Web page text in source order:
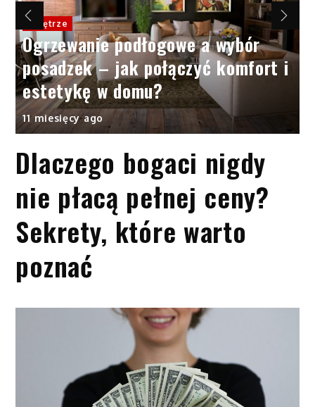
Wnętrze
Ogrzewanie podłogowe a wybór
posadzek – jak połączyć komfort i
estetykę w domu?
11 miesięcy ago
Dlaczego bogaci nigdy
nie płacą pełnej ceny?
Sekrety, które warto
poznać